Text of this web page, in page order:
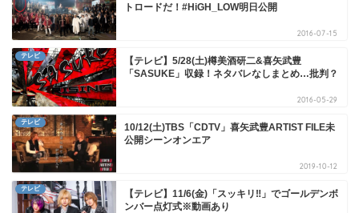
トロードだ！#HiGH_LOW明日公開
2016-07-15
テレビ
【テレビ】5/28(土)樽美酒研二&喜矢武豊
「SASUKE」収録！ネタバレなしまとめ…批判？
2016-05-29
テレビ
10/12(土)TBS「CDTV」喜矢武豊ARTIST FILE未
公開シーンオンエア
2019-10-12
テレビ
【テレビ】11/6(金)「スッキリ‼」でゴールデンボ
ンバー点灯式※動画あり